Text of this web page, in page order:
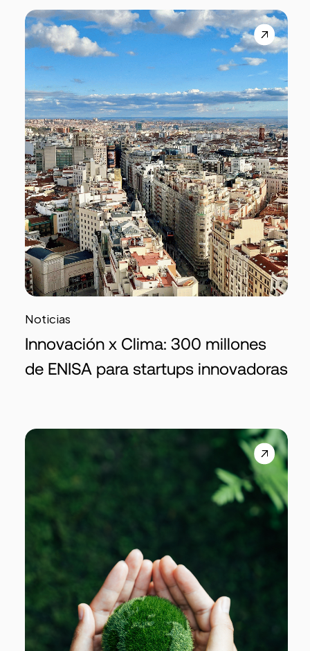
Noticias
Innovación x Clima: 300 millones
de ENISA para startups innovadoras